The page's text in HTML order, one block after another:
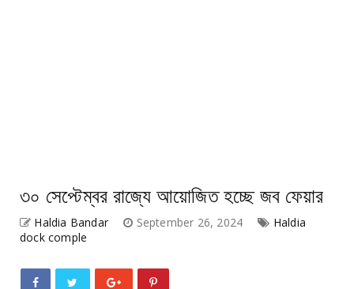
৩০ সেপ্টেম্বর রাজ্যে আয়োজিত হচ্ছে জব ফেয়ার
Haldia Bandar September 26, 2024
Haldia
dock comple